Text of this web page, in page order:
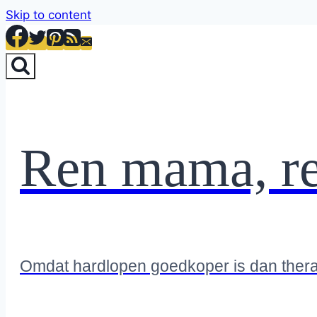
Skip to content
Ren mama,
Omdat hardlopen goedkoper is dan